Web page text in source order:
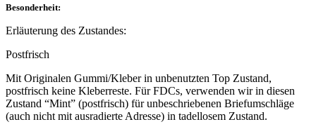
Besonderheit:
Erläuterung des Zustandes:
Postfrisch
Mit Originalen Gummi/Kleber in unbenutzten Top Zustand,
postfrisch keine Kleberreste. Für FDCs, verwenden wir in diesen
Zustand “Mint” (postfrisch) für unbeschriebenen Briefumschläge
(auch nicht mit ausradierte Adresse) in tadellosem Zustand.